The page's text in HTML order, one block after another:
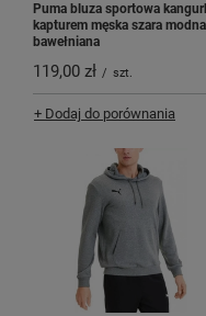
Puma bluza sportowa
kapturem męska szara modna
bawełniana
119,00 zł / szt.
+ Dodaj do porównania